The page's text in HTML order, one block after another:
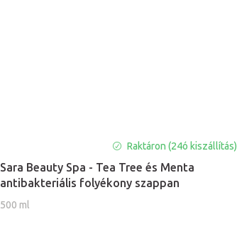
Sara Beauty Spa - Tea Tree és Menta
antibakteriális folyékony szappan
500 ml
Raktáron (24ó kiszállítás)